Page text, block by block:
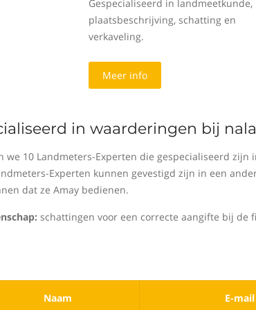
Gespecialiseerd in landmeetkunde,
plaatsbeschrijving, schatting en
verkaveling.
Meer info
in waarderingen bij
we 10 Landmeters-Experten die gespecialiseerd
Experten kunnen gevestigd zijn in een
dat ze Amay bedienen.
schattingen voor een correcte aangifte bij de
Naam E-mail